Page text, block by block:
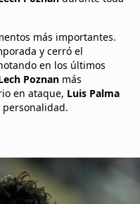
más importantes.
y cerró el
en los últimos
Poznan más
en ataque, Luis Palma
personalidad.